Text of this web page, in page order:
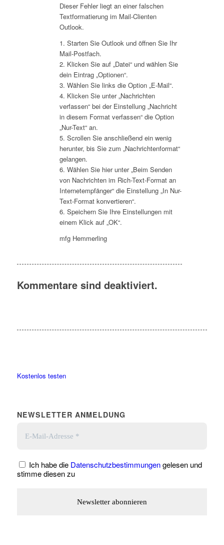
Dieser Fehler liegt an einer falschen
Textformatierung im Mail-Clienten
Outlook.
1. Starten Sie Outlook und öffnen Sie Ihr
Mail-Postfach.
2. Klicken Sie auf „Datei“ und wählen Sie
dein Eintrag „Optionen“.
3. Wählen Sie links die Option „E-Mail“.
4. Klicken Sie unter „Nachrichten
verfassen“ bei der Einstellung „Nachricht
in diesem Format verfassen“ die Option
„Nur-Text“ an.
5. Scrollen Sie anschließend ein wenig
herunter, bis Sie zum „Nachrichtenformat“
gelangen.
6. Wählen Sie hier unter „Beim Senden
von Nachrichten im Rich-Text-Format an
Internetempfänger“ die Einstellung „In Nur-
Text-Format konvertieren“.
6. Speichern Sie Ihre Einstellungen mit
einem Klick auf „OK“.
mfg Hemmerling
Kommentare sind deaktiviert.
Kostenlos testen
NEWSLETTER ANMELDUNG
Ich habe die Datenschutzbestimmungengelesen und
stimme diesen zu